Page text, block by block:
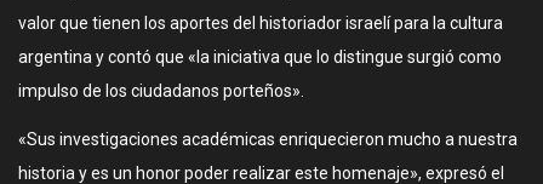
valor que tienen los aportes del historiador israelí para la cultura
argentina y contó que «la iniciativa que lo distingue surgió como
impulso de los ciudadanos porteños».
«Sus investigaciones académicas enriquecieron mucho a nuestra
historia y es un honor poder realizar este homenaje», expresó el